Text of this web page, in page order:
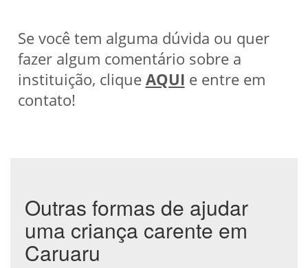
Se você tem alguma dúvida ou quer
fazer algum comentário sobre a
instituição, clique AQUI e entre em
contato!
Outras formas de ajudar
uma criança carente em
Caruaru